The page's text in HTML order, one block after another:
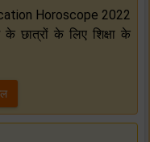
Horoscope 2022
छात्रों के लिए शिक्षा के